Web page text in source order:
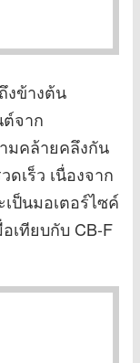
งข้างต้น
จาก
มคล้ายคลึงกัน
เร็ว เนื่องจาก
ป็นมอเตอร์ไซค์
เทียบกับ CB-F